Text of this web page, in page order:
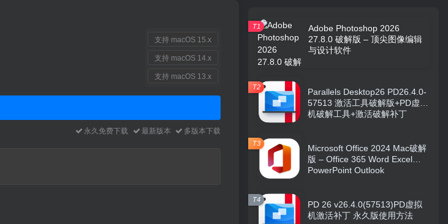
永久免费下载 最新版本 多版本下载
支持 macOS 15.x
支持 macOS 14.x
支持 macOS 13.x
Adobe Photoshop 2026
27.8.0 破解版 – 顶尖图像编辑
与设计软件
T1
Parallels Desktop26 PD26.4.0-
57513 激活工具破解版+PD虚拟
机破解工具+激活破解补丁
T2
Microsoft Office 2024 Mac破解
版 – Office 365 Word Excel
PowerPoint Outlook
T3
PD 26 v26.4.0(57513)PD虚拟
机激活补丁 永久版使用方法
T4